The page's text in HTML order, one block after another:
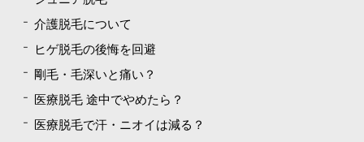
介護脱毛について
ヒゲ脱毛の後悔を回避
剛毛・毛深いと痛い？
医療脱毛 途中でやめたら？
医療脱毛で汗・ニオイは減る？